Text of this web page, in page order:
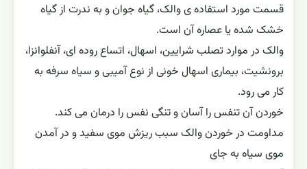
قسمت مورد استفاده ی والک، گیاه جوان و به ندرت از گیاه
خشک شده یا عصاره آن است.
والک در موارد تصلب شرایین، اسهال، اتساع روده ای، آنفلوانزا،
برونشیت، بیماری اسهال خونی از نوع آمیبی و سیاه سرفه به
کار می رود.
خوردن آن تنفس را آسان و تنگی نفس را درمان مى کند.
مداومت در خوردن والک سبب ریزش موى سفید و در آمدن
موى سیاه به جاى